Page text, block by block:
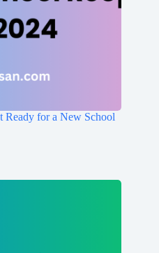
Ready for a New School